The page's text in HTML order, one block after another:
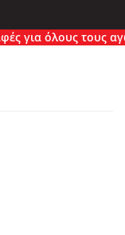
για όλους τους